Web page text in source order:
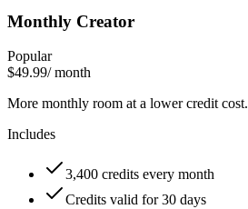
Monthly Creator
Popular
$49.99/ month
More monthly room at a lower credit cost.
Includes
3,400 credits every month
Credits valid for 30 days